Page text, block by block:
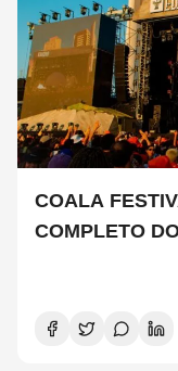
COALA
COMPLETO